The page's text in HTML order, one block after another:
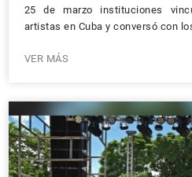
25 de marzo instituciones
artistas en Cuba y conversó con
VER MÁS